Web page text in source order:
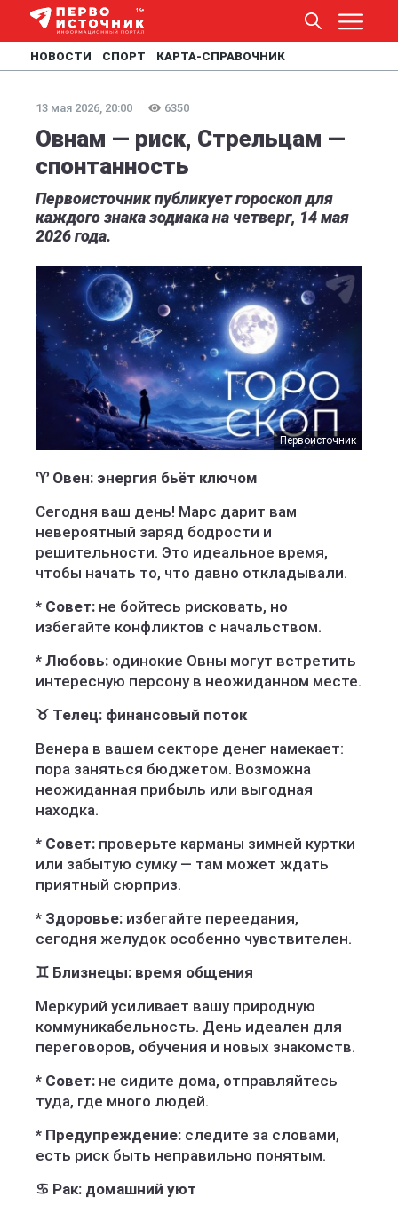
НОВОСТИ СПОРТ КАРТА-СПРАВОЧНИК
13 мая 2026, 20:00 6350
Овнам — риск, Стрельцам —
спонтанность
Первоисточник публикует гороскоп для
каждого знака зодиака на четверг, 14 мая
2026 года.
Первоисточник
♈ Овен: энергия бьёт ключом
Сегодня ваш день! Марс дарит вам
невероятный заряд бодрости и
решительности. Это идеальное время,
чтобы начать то, что давно откладывали.
* Совет: не бойтесь рисковать, но
избегайте конфликтов с начальством.
* Любовь: одинокие Овны могут встретить
интересную персону в неожиданном месте.
♉ Телец: финансовый поток
Венера в вашем секторе денег намекает:
пора заняться бюджетом. Возможна
неожиданная прибыль или выгодная
находка.
* Совет: проверьте карманы зимней куртки
или забытую сумку — там может ждать
приятный сюрприз.
* Здоровье: избегайте переедания,
сегодня желудок особенно чувствителен.
♊ Близнецы: время общения
Меркурий усиливает вашу природную
коммуникабельность. День идеален для
переговоров, обучения и новых знакомств.
* Совет: не сидите дома, отправляйтесь
туда, где много людей.
* Предупреждение: следите за словами,
есть риск быть неправильно понятым.
♋ Рак: домашний уют